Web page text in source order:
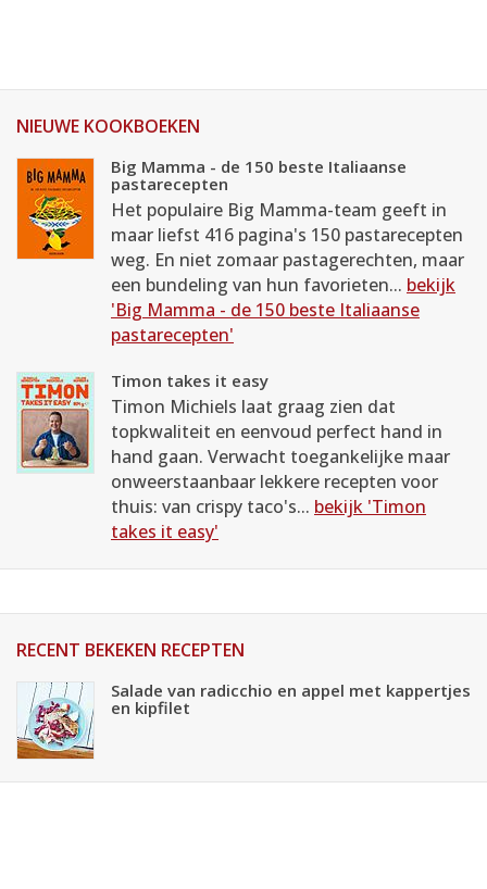
NIEUWE KOOKBOEKEN
Big Mamma - de 150 beste Italiaanse
pastarecepten
Het populaire Big Mamma-team geeft in
maar liefst 416 pagina's 150 pastarecepten
weg. En niet zomaar pastagerechten, maar
een bundeling van hun favorieten... bekijk
'Big Mamma - de 150 beste Italiaanse
pastarecepten'
Timon takes it easy
Timon Michiels laat graag zien dat
topkwaliteit en eenvoud perfect hand in
hand gaan. Verwacht toegankelijke maar
onweerstaanbaar lekkere recepten voor
thuis: van crispy taco's... bekijk 'Timon
takes it easy'
RECENT BEKEKEN RECEPTEN
Salade van radicchio en appel met kappertjes
en kipfilet